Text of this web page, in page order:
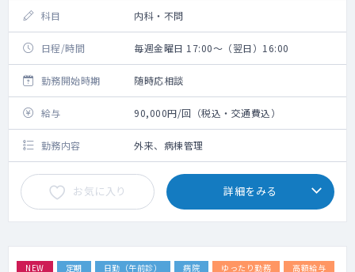
科目 内科・不問
日程/時間 毎週金曜日 17:00～（翌日）16:00
勤務開始時期 随時応相談
給与 90,000円/回（税込・交通費込）
勤務内容 外来、病棟管理
お気に入り 詳細をみる
NEW 定期 日勤（午前診） 病院 ゆったり勤務
高額給与